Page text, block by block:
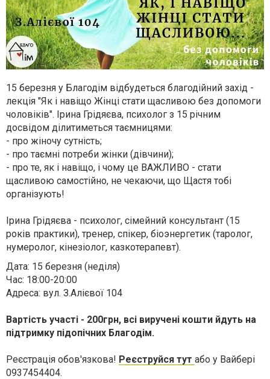
15 березня у Благодім відбудеться благодійний захід -
лекція "Як і навіщо Жінці стати щасливою без допомоги
чоловіків". Ірина Грідяєва, психолог з 15 річним
досвідом ділитиметься таємницями:
- про жіночу сутність;
- про таємні потреби жінки (дівчини);
- про те, як і навіщо, і чому це ВАЖЛИВО - стати
щасливою самостійно, не чекаючи, що Щастя тобі
організують!
Ірина Грідяєва - психолог, сімейний консультант (15
років практики), тренер, спікер, біоэнергетик (таролог,
нумеролог, кінезіолог, казкотерапевт).
Дата: 15 березня (неділя)
Час: 18:00-20:00
Адреса: вул. З.Алієвої 104
Вартість участі - 200грн, всі виручені кошти йдуть на
підтримку підопічних Благодім.
Реєстрація обов'язкова! Реєструйся тут або у Вайбері
0937454404.